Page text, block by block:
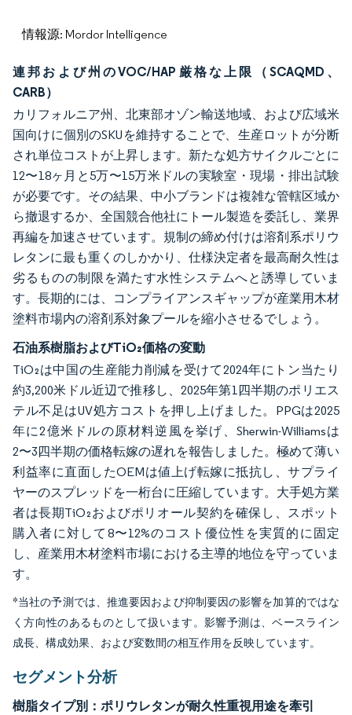
情報源: Mordor Intelligence
連邦および州のVOC/HAP厳格な上限（SCAQMD、
CARB）
カリフォルニア州、北東部オゾン輸送地域、および広域米
国向けに個別のSKUを維持することで、生産ロットが分断
され単位コストが上昇します。新たな処方サイクルごとに
12〜18ヶ月と5万〜15万米ドルの実験室・現場・排出試験
が必要です。その結果、中小ブランドは複雑な管轄区域か
ら撤退するか、全国競合他社にトール製造を委託し、業界
再編を加速させています。規制の締め付けは溶剤系ポリウ
レタンに最も重くのしかかり、仕様決定者を最高耐久性は
劣るものの制限を満たす水性システムへと誘導していま
す。長期的には、コンプライアンスギャップが産業用木材
塗料市場内の溶剤系対象プールを縮小させるでしょう。
石油系樹脂およびTiO₂価格の変動
TiO₂は中国の生産能力削減を受けて2024年にトン当たり
約3,200米ドル近辺で推移し、2025年第1四半期のポリエス
テル不足はUV処方コストを押し上げました。PPGは2025
年に2億米ドルの原材料逆風を挙げ、Sherwin-Williamsは
2〜3四半期の価格転嫁の遅れを報告しました。極めて薄い
利益率に直面したOEMは値上げ転嫁に抵抗し、サプライ
ヤーのスプレッドを一桁台に圧縮しています。大手処方業
者は長期TiO₂およびポリオール契約を確保し、スポット
購入者に対して8〜12%のコスト優位性を実質的に固定
し、産業用木材塗料市場における主導的地位を守っていま
す。
*当社の予測では、推進要因および抑制要因の影響を加算的ではな
く方向性のあるものとして扱います。影響予測は、ベースライン
成長、構成効果、および変数間の相互作用を反映しています。
セグメント分析
樹脂タイプ別：ポリウレタンが耐久性重視用途を牽引